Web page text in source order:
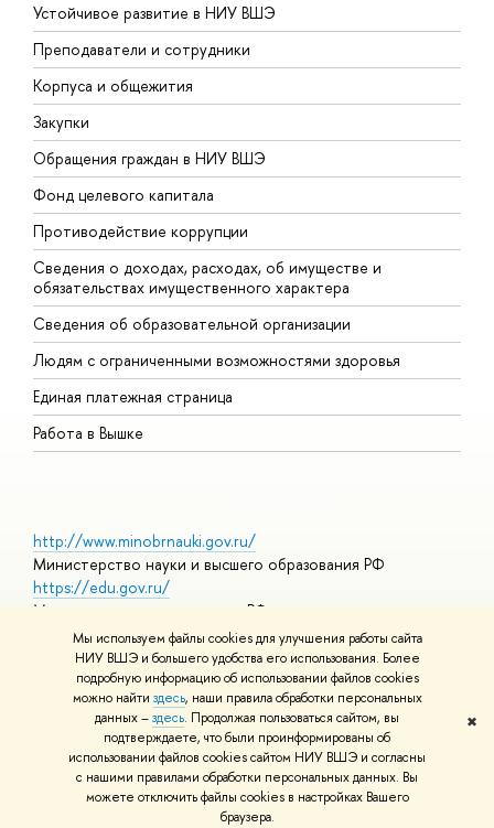
Мы используем файлы cookies для улучшения работы сайта
НИУ ВШЭ и большего удобства его использования. Более
подробную информацию об использовании файлов cookies
можно найти здесь, наши правила обработки персональных
данных –здесь. Продолжая пользоваться сайтом, вы
подтверждаете, что были проинформированы об
использовании файлов cookies сайтом НИУ ВШЭ и согласны
с нашими правилами обработки персональных данных. Вы
можете отключить файлы cookies в настройках Вашего
браузера.
✖
Устойчивое развитие в НИУ ВШЭ
Преподаватели и сотрудники
Корпуса и общежития
Закупки
Обращения граждан в НИУ ВШЭ
Фонд целевого капитала
Противодействие коррупции
Сведения о доходах, расходах, об имуществе и
обязательствах имущественного характера
Сведения об образовательной организации
Людям с ограниченными возможностями здоровья
Единая платежная страница
Работа в Вышке
http://www.minobrnauki.gov.ru/
Министерство науки и высшего образования РФ
https://edu.gov.ru/
Министерство просвещения РФ
https://elearning.hse.ru/mooc
Массовые открытые онлайн-курсы
© НИУ ВШЭ 1993–2026 Адреса и контактыУсловия
использования материалов Политика конфиденциальности
Шрифты HSE Sans и HSE Slab разработаны вШколе дизайна НИУ